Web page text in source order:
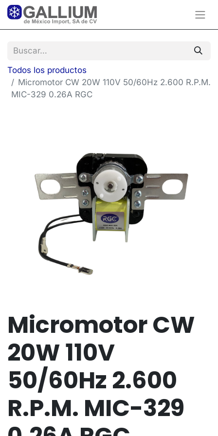
Todos los productos
Micromotor CW 20W 110V 50/60Hz 2.600 R.P.M.
MIC-329 0.26A RGC
Micromotor CW
20W 110V
50/60Hz 2.600
R.P.M. MIC-329